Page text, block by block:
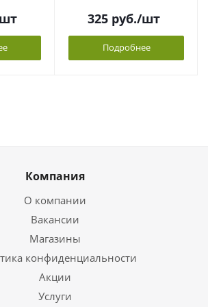
325 руб./шт
Подробнее
Компания
О компании
Вакансии
Магазины
конфиденциальности
Акции
Услуги